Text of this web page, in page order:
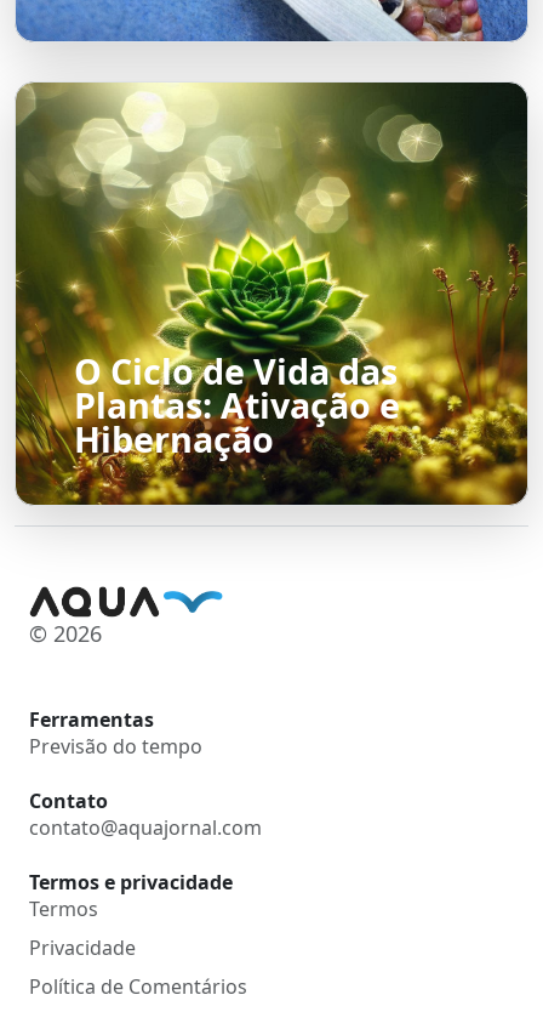
O Ciclo de Vida das
Plantas: Ativação e
Hibernação
© 2026
Ferramentas
Previsão do tempo
Contato
contato@aquajornal.com
Termos e privacidade
Termos
Privacidade
Política de Comentários